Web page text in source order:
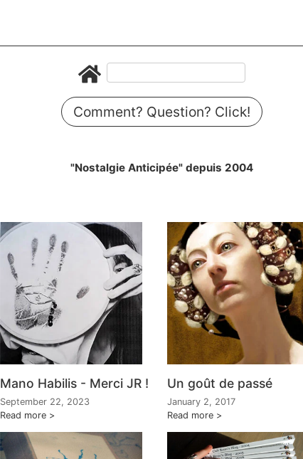
Comment? Question? Click!
"Nostalgie Anticipée" depuis 2004
Mano Habilis - Merci JR !
September 22, 2023
Read more
Un goût de passé
January 2, 2017
Read more